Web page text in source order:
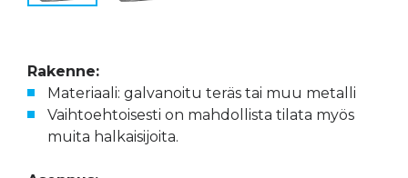
Rakenne:
Materiaali: galvanoitu teräs tai muu metalli
Vaihtoehtoisesti on mahdollista tilata myös
muita halkaisijoita.